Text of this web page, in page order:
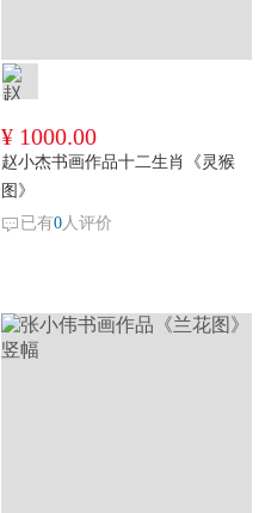
¥ 1000.00
赵小杰书画作品十二生肖《灵猴
图》
已有0人评价